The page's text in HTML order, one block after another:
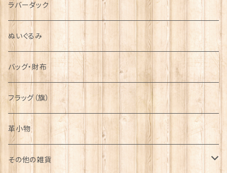
ラバーダック
ぬいぐるみ
バッグ・財布
フラッグ（旗）
革小物
その他の雑貨